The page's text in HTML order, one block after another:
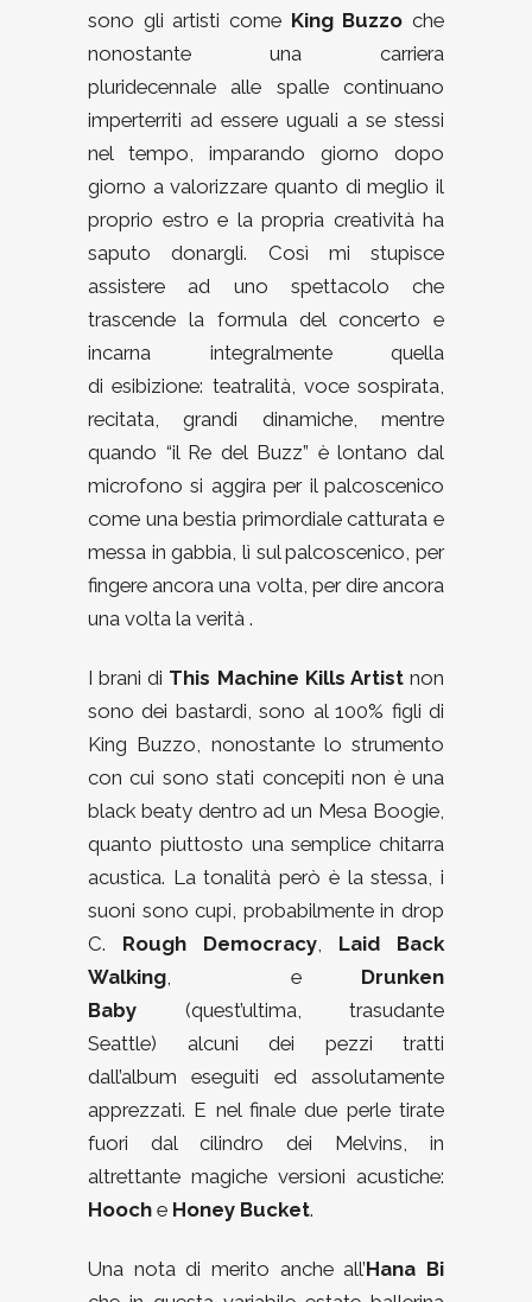
sono gli artisti come King Buzzo che
nonostante una carriera
pluridecennale alle spalle continuano
imperterriti ad essere uguali a se stessi
nel tempo, imparando giorno dopo
giorno a valorizzare quanto di meglio il
proprio estro e la propria creatività ha
saputo donargli. Così mi stupisce
assistere ad uno spettacolo che
trascende la formula del concerto e
incarna integralmente quella
di esibizione: teatralità, voce sospirata,
recitata, grandi dinamiche, mentre
quando “il Re del Buzz” è lontano dal
microfono si aggira per il palcoscenico
come una bestia primordiale catturata e
messa in gabbia, lì sul palcoscenico, per
fingere ancora una volta, per dire ancora
una volta la verità .
I brani di This Machine Kills Artistnon
sono dei bastardi, sono al 100% figli di
King Buzzo, nonostante lo strumento
con cui sono stati concepiti non è una
black beaty dentro ad un Mesa Boogie,
quanto piuttosto una semplice chitarra
acustica. La tonalità però è la stessa, i
suoni sono cupi, probabilmente in drop
C. Rough Democracy, Laid Back
Walking, e Drunken
Baby (quest’ultima, trasudante
Seattle) alcuni dei pezzi tratti
dall’album eseguiti ed assolutamente
apprezzati. E nel finale due perle tirate
fuori dal cilindro dei Melvins, in
altrettante magiche versioni acustiche:
Hooch e Honey Bucket.
Una nota di merito anche all’Hana Bi